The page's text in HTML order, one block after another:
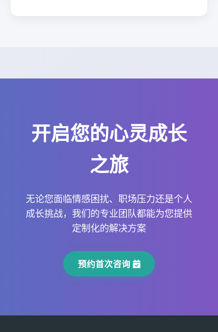
开启您的心灵成长
之旅
无论您面临情感困扰、职场压力还是个人
成长挑战，我们的专业团队都能为您提供
定制化的解决方案
预约首次咨询